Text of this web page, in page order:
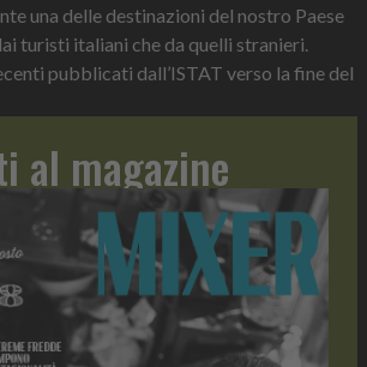
una delle destinazioni del nostro Paese
turisti italiani che da quelli stranieri.
pubblicati dall’ISTAT verso la fine del
al magazine